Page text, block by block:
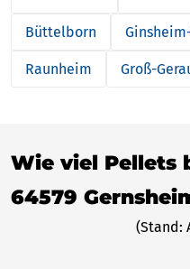
Büttelborn
Raunheim Groß-
Wie viel Pellets
64579
(Stand: